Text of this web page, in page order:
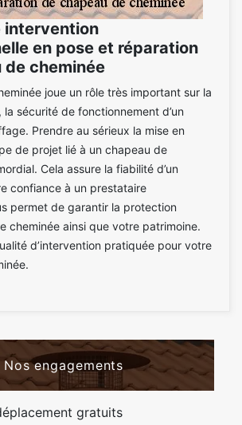
intervention
en pose et réparation
de cheminée
joue un rôle très important sur la
sécurité de fonctionnement d’un
Prendre au sérieux la mise en
de projet lié à un chapeau de
Cela assure la fiabilité d’un
confiance à un prestataire
permet de garantir la protection
cheminée ainsi que votre patrimoine.
d’intervention pratiquée pour votre
Nos engagements
gratuits